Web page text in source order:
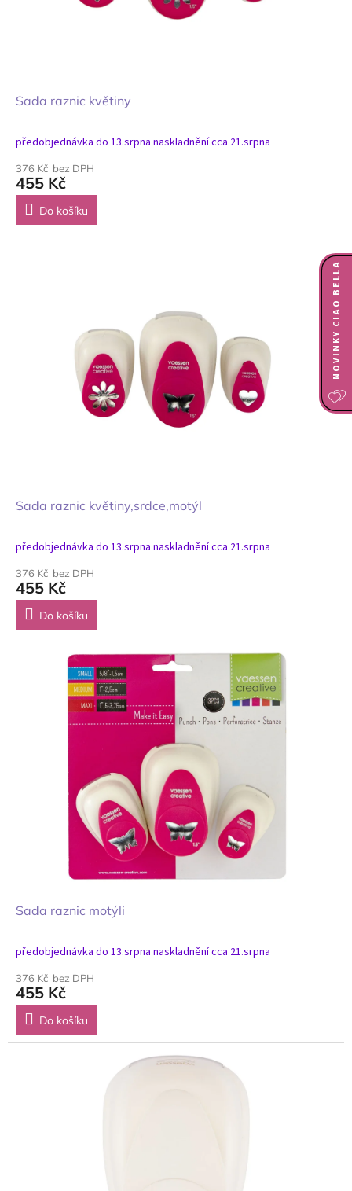
Sada raznic květiny
předobjednávka do 13.srpna naskladnění cca 21.srpna
376 Kč bez DPH
455 Kč
Do košíku
Sada raznic květiny,srdce,motýl
předobjednávka do 13.srpna naskladnění cca 21.srpna
376 Kč bez DPH
455 Kč
Do košíku
Sada raznic motýli
předobjednávka do 13.srpna naskladnění cca 21.srpna
376 Kč bez DPH
455 Kč
Do košíku
NOVINKY CIAO BELLA